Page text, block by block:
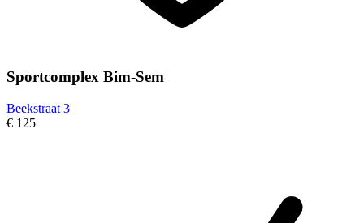
Sportcomplex Bim-Sem
Beekstraat 3
€ 125